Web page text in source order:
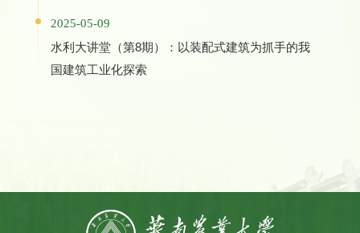
2025-05-09
水利大讲堂（第8期）：以装配式建筑为抓手的我
国建筑工业化探索